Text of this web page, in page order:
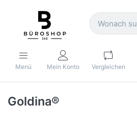
Menü Mein Konto Vergleichen
Goldina®